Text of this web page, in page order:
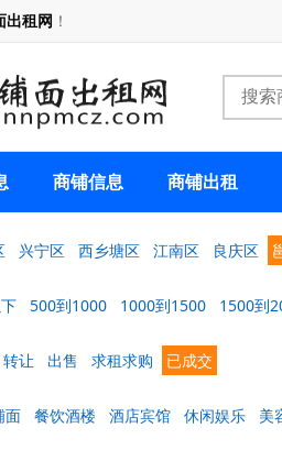
出租网 ！
商铺信息 商铺出租
兴宁区 西乡塘区 江南区 良庆区
500到1000 1000到1500 1500到
转让 出售 求租求购 已成交
面 餐饮酒楼 酒店宾馆 休闲娱乐 美